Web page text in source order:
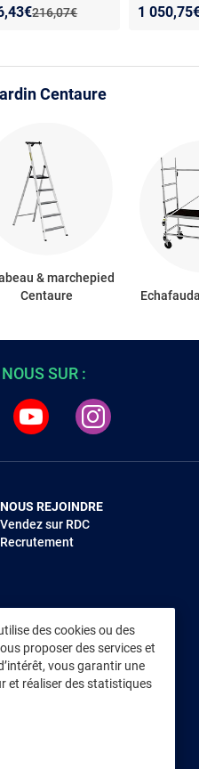
3.70 mAncien prix :
216,07€
prix :
de :
hauteur
1
Centaure
& marchepied
Centaure
SUR :
NOUS REJOINDRE
Vendez sur RDC
Recrutement
des cookies ou des
proposer des services et
vous garantir une
et réaliser des statistiques